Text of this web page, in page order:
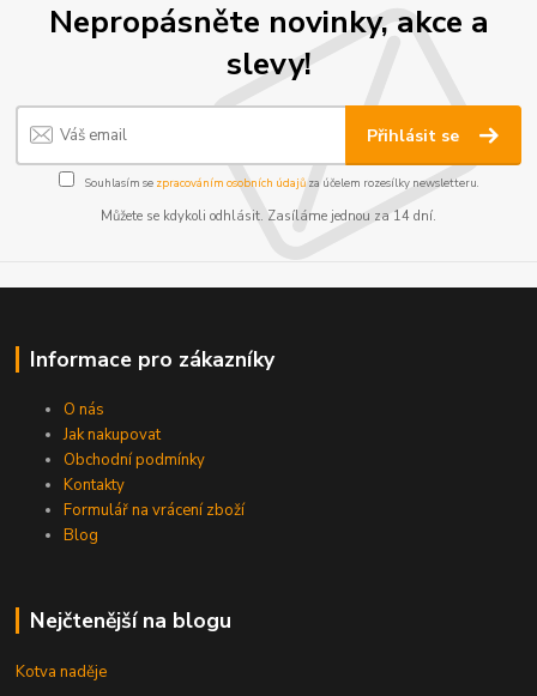
Nepropásněte novinky, akce a
slevy!
Přihlásit se
Souhlasím se zpracováním osobních údajůza účelem rozesílky newsletteru.
Můžete se kdykoli odhlásit. Zasíláme jednou za 14 dní.
Informace pro zákazníky
O nás
Jak nakupovat
Obchodní podmínky
Kontakty
Formulář na vrácení zboží
Blog
Nejčtenější na blogu
Kotva naděje